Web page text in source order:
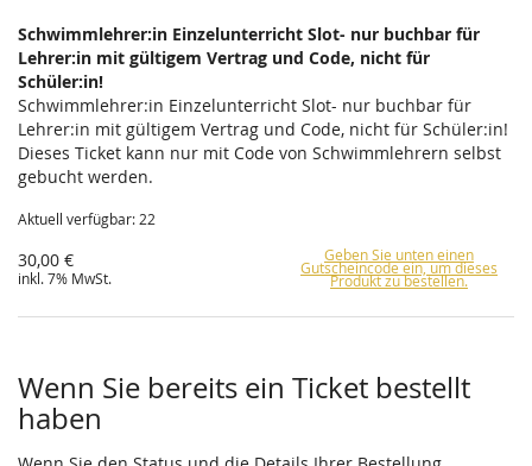
Schwimmlehrer:in Einzelunterricht Slot- nur buchbar für
Lehrer:in mit gültigem Vertrag und Code, nicht für
Schüler:in!
Schwimmlehrer:in Einzelunterricht Slot- nur buchbar für
Lehrer:in mit gültigem Vertrag und Code, nicht für Schüler:in!
Dieses Ticket kann nur mit Code von Schwimmlehrern selbst
gebucht werden.
Aktuell verfügbar: 22
30,00 €
inkl. 7% MwSt.
Geben Sie unten einen
Gutscheincode ein, um dieses
Produkt zu bestellen.
Wenn Sie bereits ein Ticket bestellt
haben